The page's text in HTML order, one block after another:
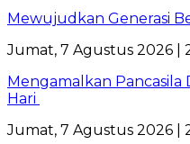
Mewujudkan Generasi
Jumat, 7 Agustus 2026 |
Mengamalkan Pancasila
Hari
Jumat, 7 Agustus 2026 |